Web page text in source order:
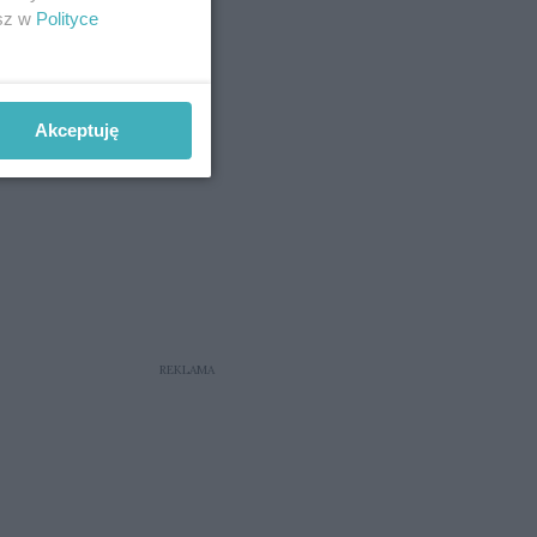
REKLAMA
w Polityce
Akceptuję